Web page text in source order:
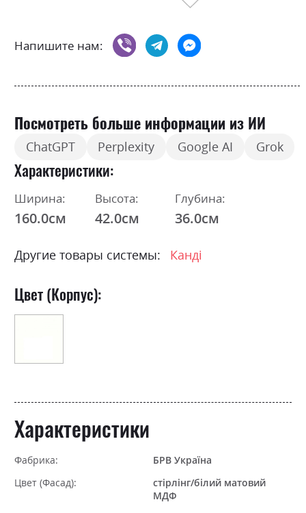
Напишите нам:
Посмотреть больше информации из ИИ
ChatGPT Perplexity Google AI Grok
Характеристики
Ширина:
160.0см
Высота:
42.0см
Глубина:
36.0см
Другие товары системы: Канді
Цвет (Корпус):
Характеристики
Фабрика:
БРВ Україна
Цвет (Фасад):
стірлінг/білий матовий
МДФ